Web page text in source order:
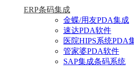
ERP条码集成
金蝶/用友PDA集成
速达PDA软件
医院HIPS系统PDA
管家婆PDA软件
SAP集成条码系统